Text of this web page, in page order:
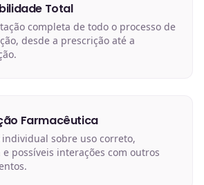
Total
completa de todo o processo de
desde a prescrição até a
Farmacêutica
individual sobre uso correto,
e possíveis interações com outros